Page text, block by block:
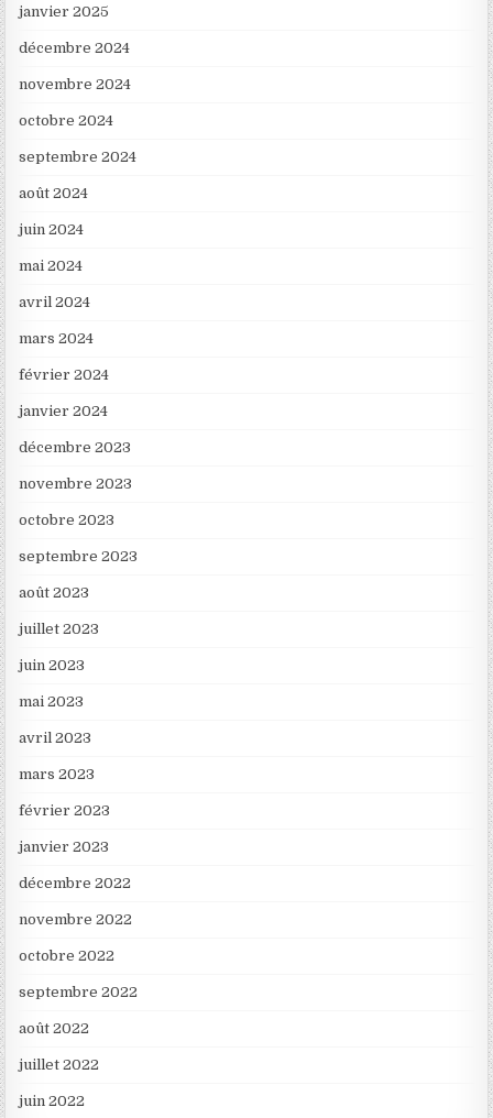
janvier 2025
décembre 2024
novembre 2024
octobre 2024
septembre 2024
août 2024
juin 2024
mai 2024
avril 2024
mars 2024
février 2024
janvier 2024
décembre 2023
novembre 2023
octobre 2023
septembre 2023
août 2023
juillet 2023
juin 2023
mai 2023
avril 2023
mars 2023
février 2023
janvier 2023
décembre 2022
novembre 2022
octobre 2022
septembre 2022
août 2022
juillet 2022
juin 2022